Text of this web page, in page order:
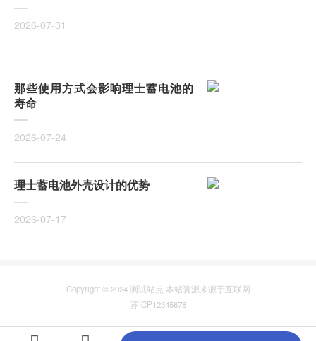
2026-07-31
那些使用方式会影响理士蓄电池的
寿命
2026-07-24
理士蓄电池外壳设计的优势
2026-07-17
Copyright © 2024 测试站点 本站资源来源于互联网
苏ICP12345678